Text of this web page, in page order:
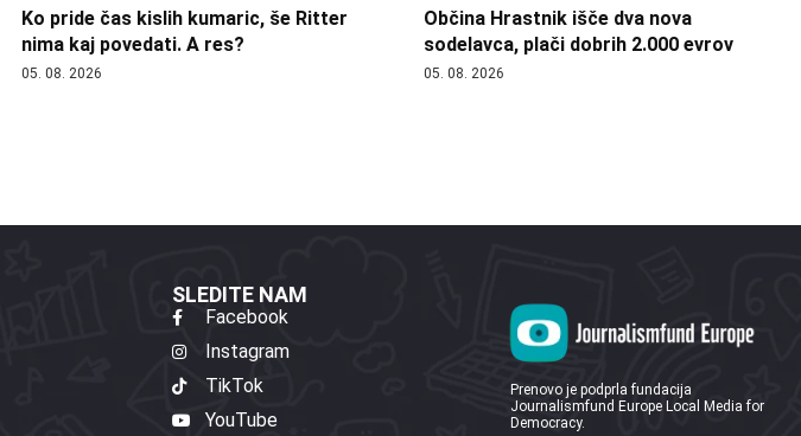
Ko pride čas kislih kumaric, še Ritter
nima kaj povedati. A res?
05. 08. 2026
Občina Hrastnik išče dva nova
sodelavca, plači dobrih 2.000 evrov
05. 08. 2026
SLEDITE NAM
Facebook
Instagram
TikTok
YouTube
Prenovo je podprla fundacija
Journalismfund Europe Local Media for
Democracy.